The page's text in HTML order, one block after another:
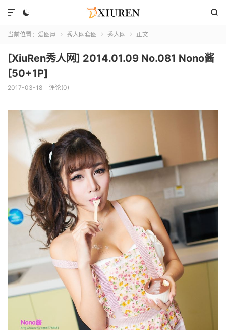
 

当前位置： 爱图屋  秀人网套图  秀人网  正文
[XiuRen秀人网] 2014.01.09 No.081 Nono酱
[50+1P]
2017-03-18 评论(0)